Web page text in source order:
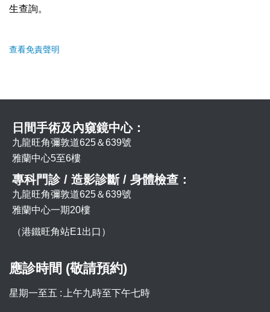
生查詢。
查看免責聲明
日間手術及內窺鏡中心：
九龍旺角彌敦道625＆639號
雅蘭中心5至6樓
專科門診 / 造影診斷 / 身體檢查：
九龍旺角彌敦道625＆639號
雅蘭中心一期20樓
（港鐵旺角站E1出口）
應診時間 (敬請預約)
星期一至五 : 上午九時至下午七時